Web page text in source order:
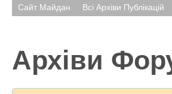
Сайт Майдан Всі Архіви Публікацій
Архіви